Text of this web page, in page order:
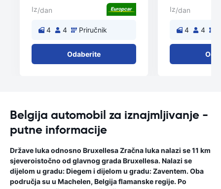
Iz/dan
4 4 Priručnik
Odaberite
Iz/dan
4 4
Belgija automobil za iznajmljivanje -
putne informacije
Države luka odnosno Bruxellesa Zračna luka nalazi se 11 km
sjeveroistočno od glavnog grada Bruxellesa. Nalazi se
dijelom u gradu: Diegem i dijelom u gradu: Zaventem. Oba
područja su u Machelen, Belgija flamanske regije. Po